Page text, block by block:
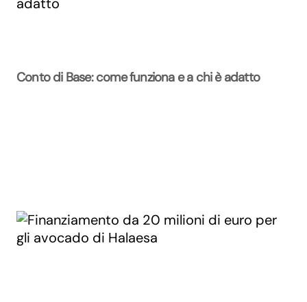
Conto di Base: come funziona e a chi è adatto